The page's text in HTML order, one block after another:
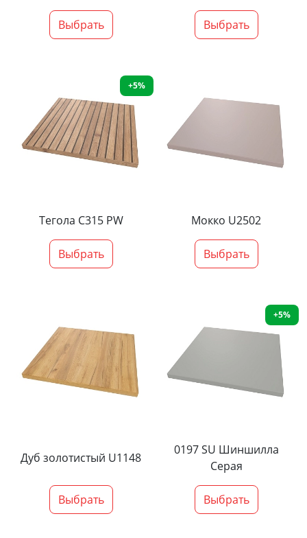
Выбрать Выбрать
+5%
Тегола С315 PW
Выбрать
Мокко U2502
Выбрать
Дуб золотистый U1148
Выбрать
+5%
0197 SU Шиншилла
Серая
Выбрать